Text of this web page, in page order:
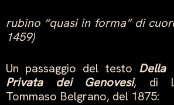
rubino “quasi in forma” di
1459)
Un passaggio del testo Della
Privata dei Genovesi, di
Tommaso Belgrano, del 1875: